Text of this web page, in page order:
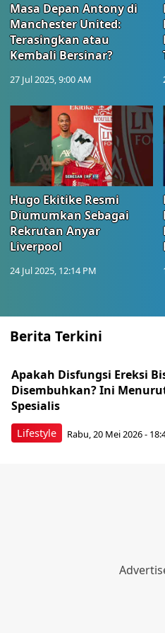
Masa Depan Antony di
Manchester United:
Terasingkan atau
Kembali Bersinar?
27 Jul 2025, 9:00 AM
Hugo Ekitike Resmi
Diumumkan Sebagai
Rekrutan Anyar
Liverpool
24 Jul 2025, 12:14 PM
Berita Terkini
Lifestyle
Apakah Disfungsi Ereksi
Disembuhkan? Ini
Spesialis
Rabu, 20 Mei 2026 -